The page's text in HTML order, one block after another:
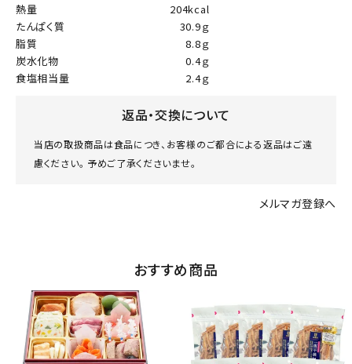
熱量
204kcal
たんぱく質
30.9ｇ
脂質
8.8ｇ
炭水化物
0.4ｇ
食塩相当量
2.4ｇ
返品・交換について
当店の取扱商品は食品につき、お客様のご都合による返品はご遠
慮ください。 予めご了承くださいませ。
メルマガ登録へ
おすすめ商品